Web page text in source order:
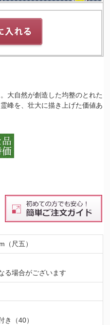
大自然が創造した均整のとれた
峰を、壮大に描き上げた価値あ
（尺五）
る場合がございます
き（40）